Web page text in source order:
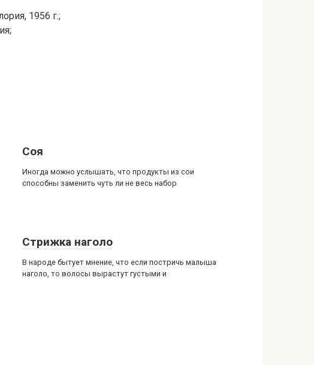
1956 г.;
Соя
Иногда можно услышать, что продукты из сои
способны заменить чуть ли не весь набор
Стрижка наголо
В народе бытует мнение, что если постричь малыша
наголо, то волосы вырастут густыми и